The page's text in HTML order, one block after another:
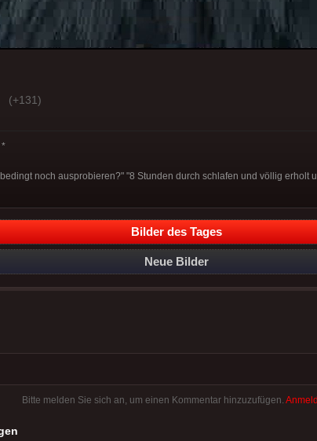
(+131)
noch ausprobieren?" "8 Stunden durch schlafen und völlig erholt
Bilder des Tages
Neue Bilder
Bitte melden Sie sich an, um einen Kommentar hinzuzufügen.